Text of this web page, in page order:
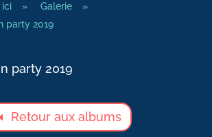
ici » Galerie
»
party 2019
party 2019
Retour aux albums